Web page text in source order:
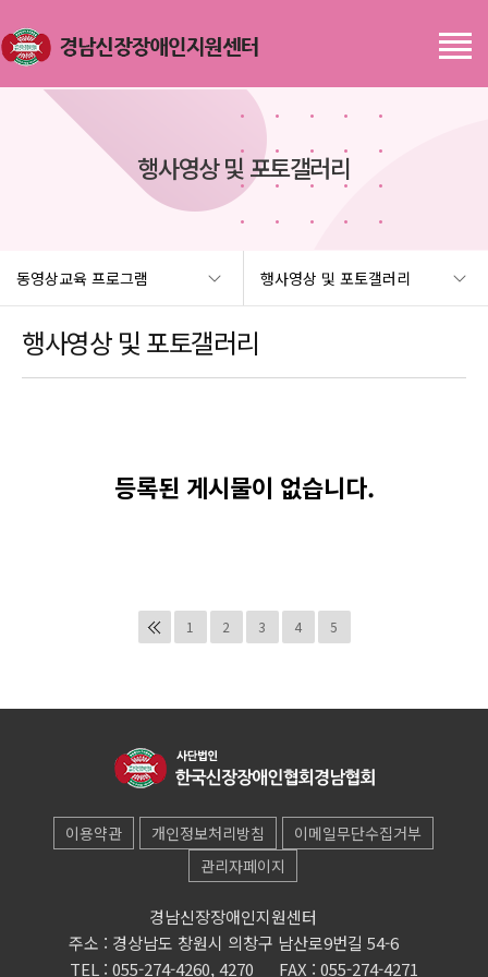
행사영상 및 포토갤러리
동영상교육 프로그램 행사영상 및 포토갤러리
행사영상 및 포토갤러리
등록된 게시물이 없습니다.
1 2 3 4 5
이용약관 개인정보처리방침
이메일무단수집거부
관리자페이지
경남신장장애인지원센터
주소 : 경상남도 창원시 의창구 남산로9번길 54-6
TEL : 055-274-4260, 4270
FAX : 055-274-4271